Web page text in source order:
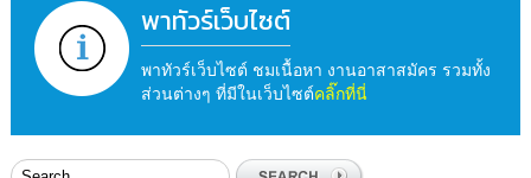
พาทัวร์เว็บไซต์
พาทัวร์เว็บไซต์ ชมเนื้อหา งานอาสาสมัคร รวมทั้ง
ส่วนต่างๆ ที่มีในเว็บไซต์คลิ๊กที่นี่